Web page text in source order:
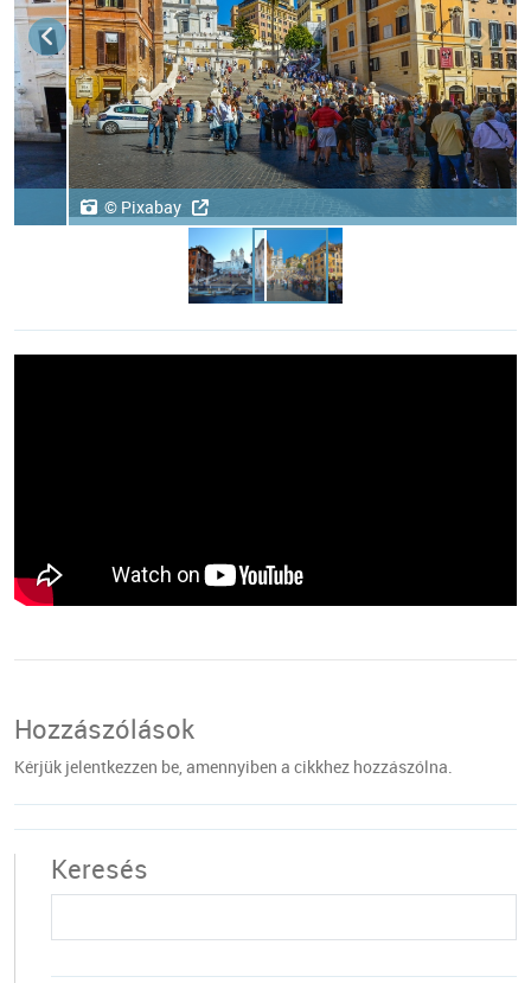
© Pixabay
Hozzászólások
Kérjük jelentkezzen be, amennyiben a cikkhez hozzászólna.
Keresés